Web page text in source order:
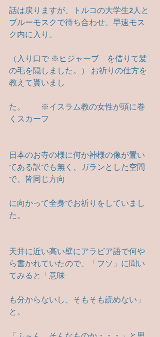
話は戻りますが、トルコの大学生2人と
ブルーモスクで待ち合わせ、早速モス
ク内に入り、
（入り口で ※ヒジャーブ　を借りて髪
の毛を隠しました。） お祈りの仕方を
教えて貰いまし
た。　　※イスラム教の女性が頭に巻
くスカーフ
日本のお寺の様に何か神様の像が置い
てある訳でも無く、ガランとした空間
で、皆同じ方向
に向かって全身でお祈りをしていまし
た。
天井に近い高い壁にアラビア語で何や
ら書かれていたので、「フソ」に聞い
てみると「意味
も分からないし、そもそも読めない」
と。